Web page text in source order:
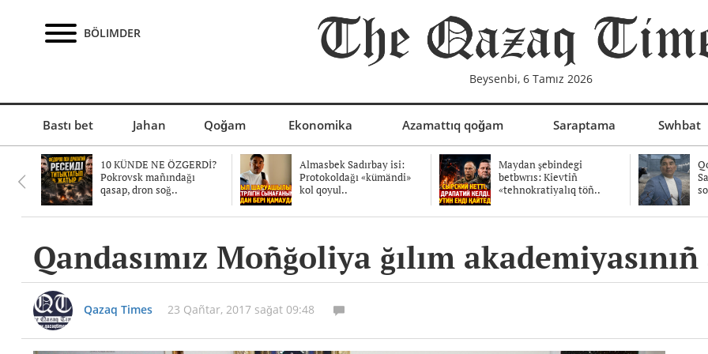
BÖLIMDER
Beysenbi, 6 Tamız 2026
Bastı bet Jahan Qoğam Ekonomika Azamattıq qoğam Saraptama Swhbat
10 KÜNDE NE ÖZGERDİ?
Pokrovsk mañındağı
qasap, dron soğ..
Almasbek Sadırbay isi:
Protokoldağı «kümändi»
kol qoyul..
Maydan şebindegi
betbwrıs: Kievtiñ
«tehnokratiyalıq töñ..
Qandasımız Moñğoliya ğılım
Qazaq Times 23 Qañtar, 2017 sağat 09:48